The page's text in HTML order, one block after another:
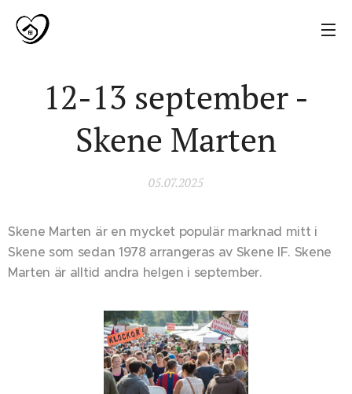
12-13 september -
Skene Marten
05.07.2025
Skene Marten är en mycket populär marknad mitt i
Skene som sedan 1978 arrangeras av Skene IF. Skene
Marten är alltid andra helgen i september.